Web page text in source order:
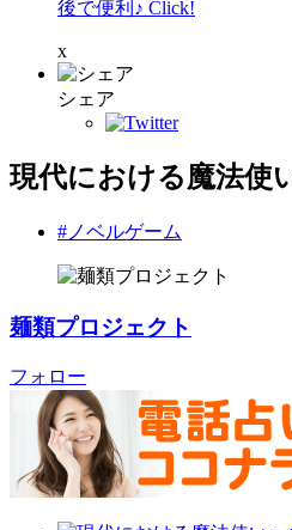
後で便利♪ Click!
x
シェア
現代における魔法使
#ノベルゲーム
麺類プロジェクト
フォロー